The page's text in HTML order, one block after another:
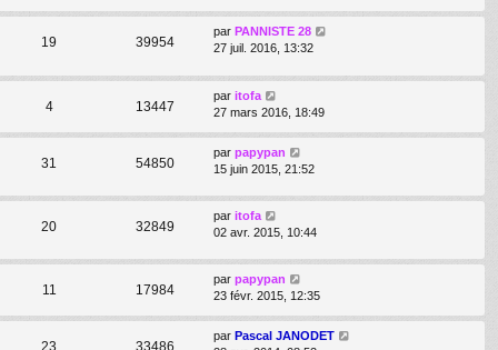
19 39954
par PANNISTE 28
27 juil. 2016, 13:32
4 13447
par itofa
27 mars 2016, 18:49
31 54850
par papypan
15 juin 2015, 21:52
20 32849
par itofa
02 avr. 2015, 10:44
11 17984
par papypan
23 févr. 2015, 12:35
23 33486
par Pascal JANODET